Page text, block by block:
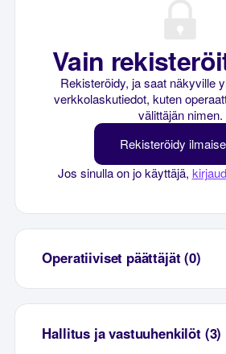
Vain
Rekisteröidy, ja saat näkyville
verkkolaskutiedot, kuten
välittäjän nimen.
Rekisteröidy
Jos sinulla on jo käyttäjä,
Operatiiviset päättäjät (0)
Hallitus ja vastuuhenkilöt (3)